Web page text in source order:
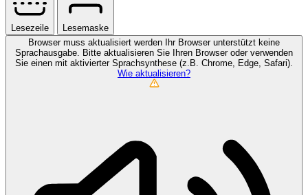
Lesezeile
Lesemaske
Browser muss aktualisiert werden
Ihr Browser unterstützt keine
Sprachausgabe. Bitte aktualisieren Sie Ihren Browser oder verwenden
Sie einen mit aktivierter Sprachsynthese (z.B. Chrome, Edge, Safari).
Wie aktualisieren?